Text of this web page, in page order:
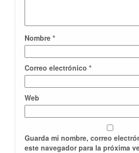
Nombre *
Correo electrónico *
Web
Guarda mi nombre, correo
este navegador para la próxima